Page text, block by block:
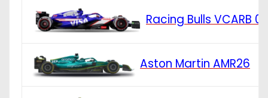
Racing Bulls VCARB 03
Aston Martin AMR26